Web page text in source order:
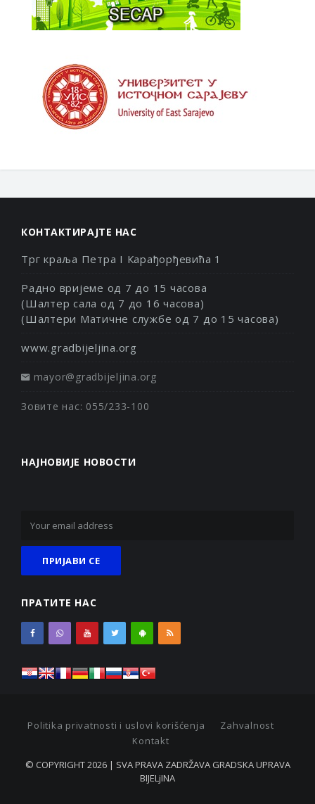
КОНТАКТИРАЈТЕ НАС
Трг краља Петра I Карађорђевића 1
Радно вријеме од 7 до 15 часова
(Шалтер сала од 7 до 16 часова)
(Шалтери Матичне службе од 7 до 15 часова)
www.gradbijeljina.org
mayor@gradbijeljina.org
Зовите нас: 055/233-100
НАЈНОВИЈЕ НОВОСТИ
ПРАТИТЕ НАС
Politika privatnosti i uslovi korišćenja
Zahvalnost
Kontakt
© COPYRIGHT 2026 | SVA PRAVA ZADRŽAVA GRADSKA UPRAVA
BIJELjINA